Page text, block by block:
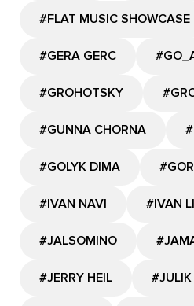
#FLAT MUSIC SHOWCASE
#GERA GERC
#GROHOTSKY
#GUNNA CHORNA
#GOLYK DIMA
#IVAN NAVI #IVAN
#JALSOMINO
#JERRY HEIL #JULIK